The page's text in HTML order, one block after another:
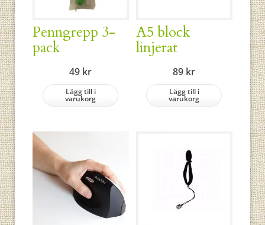
Penngrepp 3-
pack
49 kr
Lägg till i
varukorg
A5 block
linjerat
89 kr
Lägg till i
varukorg